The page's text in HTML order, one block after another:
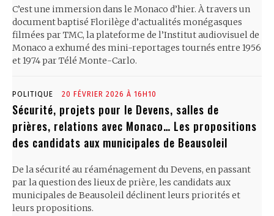
C’est une immersion dans le Monaco d’hier. À travers un
document baptisé Florilège d’actualités monégasques
filmées par TMC, la plateforme de l’Institut audiovisuel de
Monaco a exhumé des mini-reportages tournés entre 1956
et 1974 par Télé Monte-Carlo.
POLITIQUE 20 FÉVRIER 2026 À 16H10
Sécurité, projets pour le Devens, salles de
prières, relations avec Monaco… Les propositions
des candidats aux municipales de Beausoleil
De la sécurité au réaménagement du Devens, en passant
par la question des lieux de prière, les candidats aux
municipales de Beausoleil déclinent leurs priorités et
leurs propositions.